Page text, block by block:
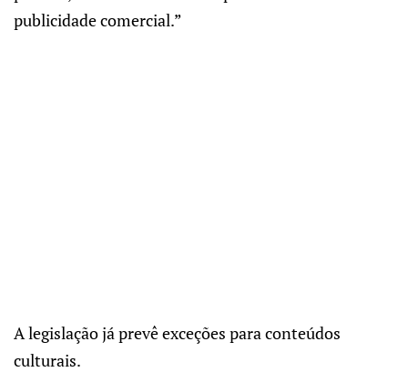
publicidade comercial.”
A legislação já prevê exceções para conteúdos
culturais.